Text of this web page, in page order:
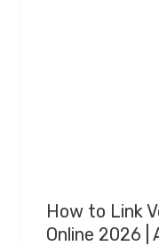
How to Link
Online 2026 |